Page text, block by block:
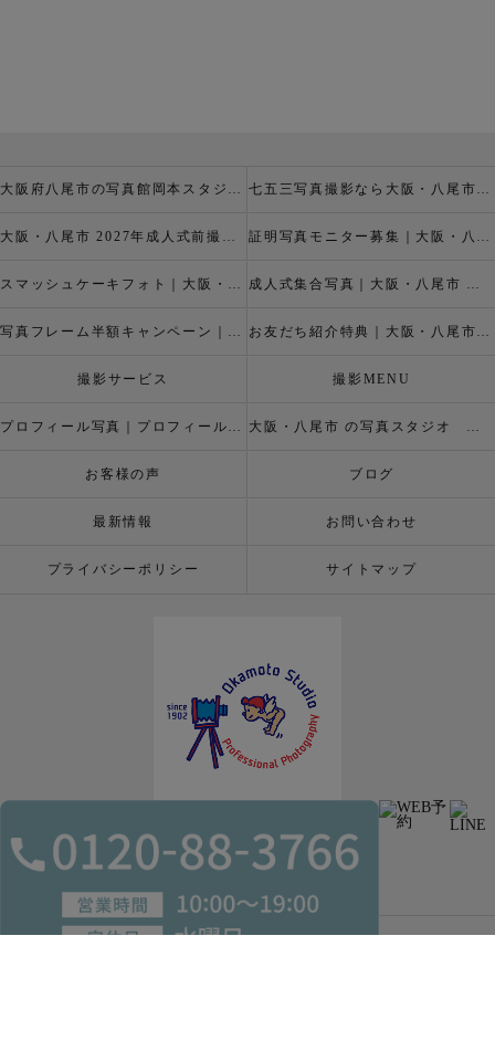
大阪府八尾市の写真館岡本スタジオの撮影キャンペーン 七五三写真撮影なら大阪・八尾市 の岡本スタジオへ
大阪・八尾市 2027年成人式前撮り振袖写真撮影、成人振袖レンタルなら2026年成人前撮りキャペーン開催中の岡本スタジオへ 証明写真モニター募集｜大阪・八尾市 証明写真撮影なら岡本スタジオへ！証明写真モニターモデル募集中！
スマッシュケーキフォト｜大阪・八尾市 スマッシュケーキ写真撮影、ベビーフォト撮影は岡本スタジオへ 成人式集合写真｜大阪・八尾市 友達集合写真、成人式集合写真撮影なら岡本スタジオへ
写真フレーム半額キャンペーン｜大阪・八尾市 写真撮影なら半額割引キャペーン開催中の岡本スタジオへ お友だち紹介特典｜大阪・八尾市 記念写真撮影なら岡本スタジオへ
撮影サービス 撮影MENU
プロフィール写真｜プロフィールフォト 大阪・八尾市 の写真スタジオ 岡本スタジオ2026年七五三撮影特設ページ
お客様の声 ブログ
最新情報 お問い合わせ
プライバシーポリシー サイトマップ